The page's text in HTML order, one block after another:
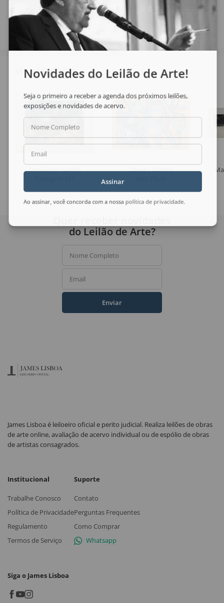
Veja também
Ermelindo Nardin
Uberto Zamith
Novidades do Leilão de Arte!
Seja o primeiro a receber a agenda dos próximos leilões,
exposições e novidades de acervo.
Nome Completo
Email
Assinar
Ao assinar, você concorda com a nossa política de privacidade.
do Leilão de Arte?
Nome Completo
Email
Enviar
James Lisboa é leiloeiro oficial e perito judicial. Realiza leilões de obras
de arte online, avaliação de acervo individual ou de espólio de obras
de artistas consagrados.
Institucional
Trabalhe Conosco
Política de Privacidade
Regulamento
Termos de Serviço
Suporte
Contato
Perguntas Frequentes
Como Comprar
Whatsapp
Siga o James Lisboa